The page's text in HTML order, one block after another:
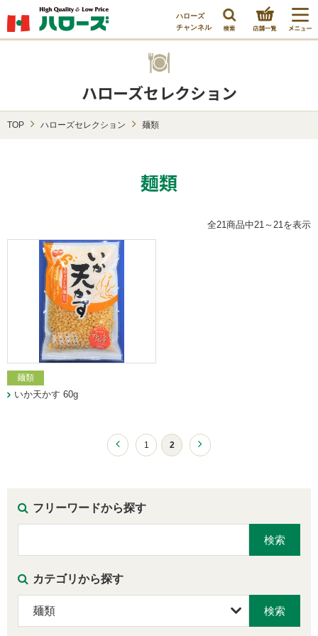
ハローズ
チャンネル
ハローズセレクション
TOP ハローズセレクション 麺類
麺類
全21商品中21～21を表示
麺類
いか天かす 60g
1 2
フリーワードから探す
カテゴリから探す